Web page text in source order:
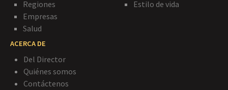
Regiones
Empresas
Salud
Estilo de vida
ACERCA DE
Del Director
Quiénes somos
Contáctenos